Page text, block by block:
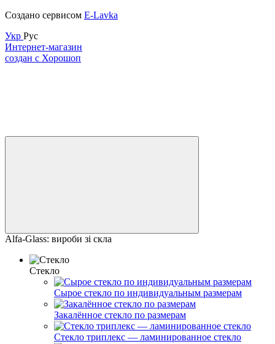
Создано сервисом E-Lavka
Укр Рус
Интернет-магазин
создан с Хорошоп
Alfa-Glass: вироби зі скла
Стекло
Сырое стекло по индивидуальным размерам
Закалённое стекло по размерам
Стекло триплекс — ламинированное стекло